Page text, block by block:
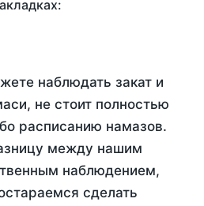
наблюдать закат и
не стоит полностью
расписанию намазов.
между нашим
наблюдением,
сделать